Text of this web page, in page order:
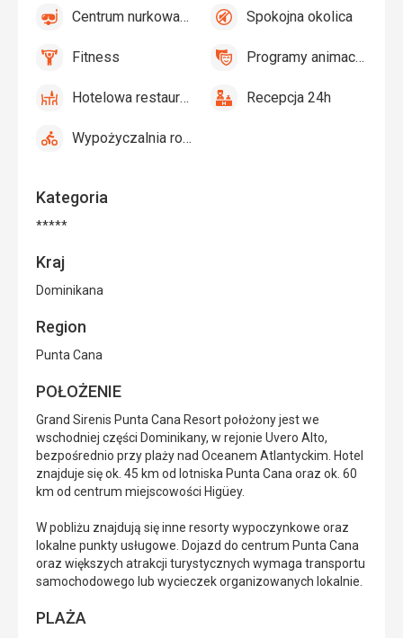
Kategoria
*****
Kraj
Dominikana
Region
Punta Cana
POŁOŻENIE
Grand Sirenis Punta Cana Resort położony jest we
wschodniej części Dominikany, w rejonie Uvero Alto,
bezpośrednio przy plaży nad Oceanem Atlantyckim. Hotel
znajduje się ok. 45 km od lotniska Punta Cana oraz ok. 60
km od centrum miejscowości Higüey.
W pobliżu znajdują się inne resorty wypoczynkowe oraz
lokalne punkty usługowe. Dojazd do centrum Punta Cana
oraz większych atrakcji turystycznych wymaga transportu
samochodowego lub wycieczek organizowanych lokalnie.
PLAŻA
i
parasole
plaży
Basen
dzieci
Centrum
Centrum nurkowania
tak
Spokojna
Spokojna okolica
tak
FitnessFitness
tak
Programy
Programy animacyjne
tak
Hotelowa
Hotelowa restauracja
tak
RecepcjaRecepcja 24h
tak
Wypożyczalnia
Wypożyczalnia rowerów
tak